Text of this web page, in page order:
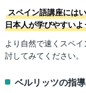
スペイン語講座には
日本人が学びやすい
より自然で速くスペ
討してみてください。
ベルリッツの指